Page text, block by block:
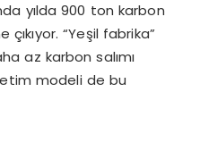
yılda 900 ton karbon
“Yeşil fabrika”
az karbon salımı
modeli de bu